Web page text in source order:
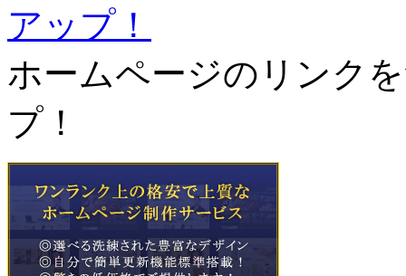
ホームページのリンク
プ！